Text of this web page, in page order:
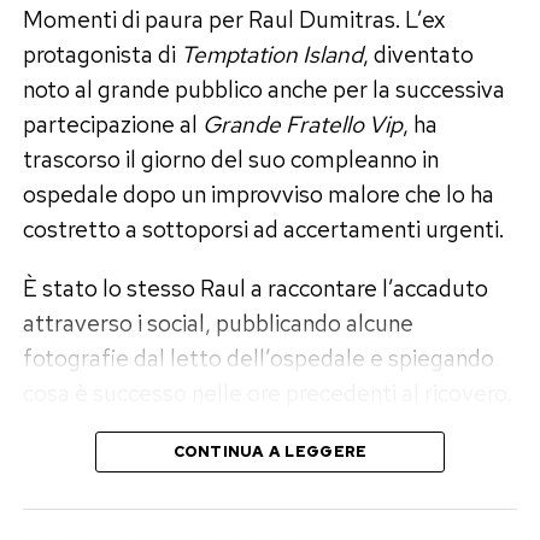
continuare avrebbe significato ripetere gli stessi
errori. Ora, assicura lei, tra loro non esiste alcun
contatto.
Un anno senza frequentazioni:
«Dovevo elaborare il dolore»
Vatiero una scelta precisa. Nessuna relazione di
passaggio, nessun flirt estivo buono per
riempire le pagine di gossip e neppure la ricerca
per scelta mia, non ho avuto alcun tipo di
frequentazione né di rapporto, nemmeno
Momenti di paura per Raul Dumitras. L’ex
protagonista di Temptation Island, diventato
noto al grande pubblico anche per la successiva
partecipazione al Grande Fratello Vip, ha
trascorso il giorno del suo compleanno in
ospedale dopo un improvviso malore che lo ha
costretto a sottoporsi ad accertamenti urgenti.
È stato lo stesso Raul a raccontare l’accaduto
attraverso i social, pubblicando alcune
fotografie dal letto dell’ospedale e spiegando
Il malore durante il viaggio
Raul Dumitras ha raccontato che tutto è iniziato
CONTINUA A LEGGERE